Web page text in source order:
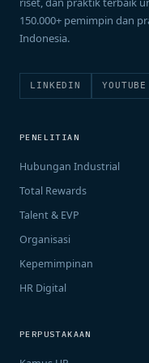
150.000+ pemimpin dan
Indonesia.
LINKEDIN YOUTUBE
PENELITIAN
Hubungan Industrial
Total Rewards
Talent & EVP
Organisasi
Kepemimpinan
HR Digital
PERPUSTAKAAN